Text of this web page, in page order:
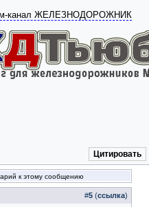
канал ЖЕЛЕЗНОДОРОЖНИК
Цитировать
к этому сообщению
#5 (ссылка)